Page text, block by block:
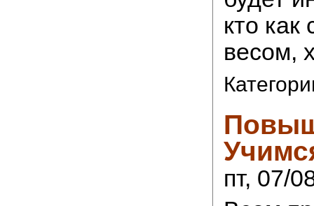
кто как
весом,
пт, 07/